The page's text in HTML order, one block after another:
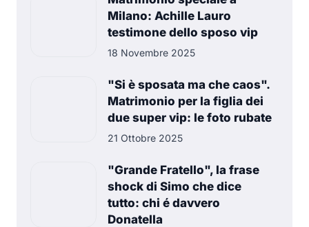
Milano: Achille Lauro
testimone dello sposo vip
18 Novembre 2025
"Si è sposata ma che caos".
Matrimonio per la figlia dei
due super vip: le foto rubate
21 Ottobre 2025
"Grande Fratello", la frase
shock di Simo che dice
tutto: chi é davvero
Donatella